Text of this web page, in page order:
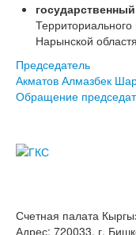
Нарынской
Председатель
Акматов Алмазбек
Обращение
Счетная палата
Адрес: 720033, г.